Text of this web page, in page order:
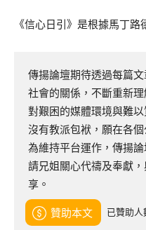
《信心日引》是根據馬丁
傳揚論壇期待透過每篇
社會的關係，不斷重新
對艱困的媒體環境與難
沒有教派包袱，願在各
為維持平台運作，傳揚
請兄姐關心代禱及奉獻
享。
贊助本文 已贊助人